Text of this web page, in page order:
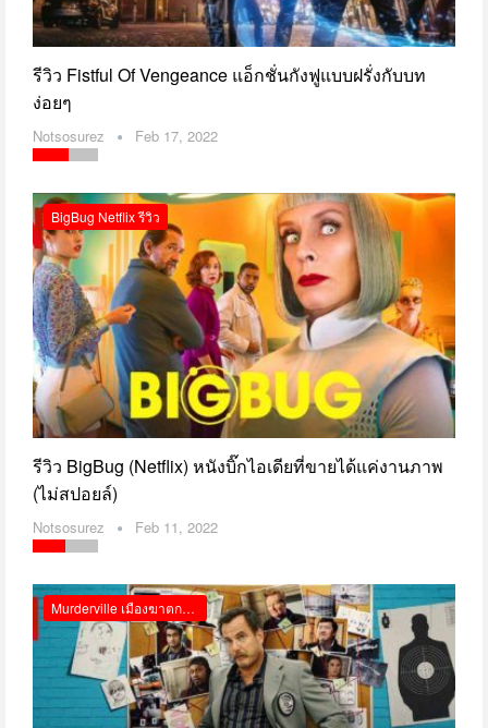
รีวิว Fistful Of Vengeance แอ็กชั่นกังฟูแบบฝรั่งกับบท
ง่อยๆ
Notsosurez Feb 17, 2022
BigBug Netflix รีวิว
รีวิว BigBug (Netflix) หนังบิ๊กไอเดียที่ขายได้แค่งานภาพ
(ไม่สปอยล์)
Notsosurez Feb 11, 2022
Murderville เมืองฆาตกรรม Netflix รีวิว